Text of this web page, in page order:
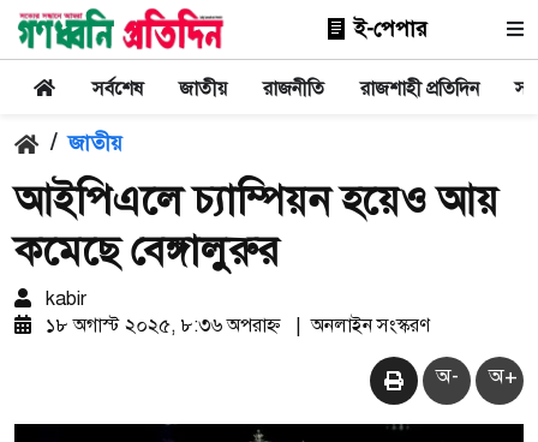
ই-পেপার
সর্বশেষ জাতীয় রাজনীতি রাজশাহী প্রতিদিন
/ জাতীয়
আইপিএলে চ্যাম্পিয়ন হয়েও আয়
কমেছে বেঙ্গালুরুর
kabir
১৮ অগাস্ট ২০২৫, ৮:৩৬ অপরাহ্ন
| অনলাইন সংস্করণ
অ- অ+